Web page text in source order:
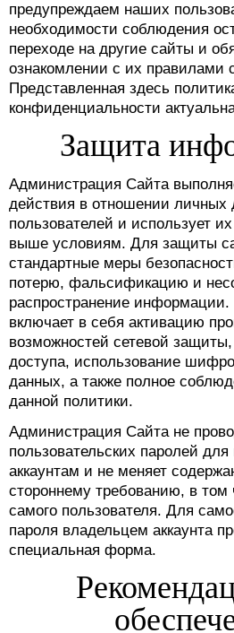
предупреждаем наших
необходимости соблюдения
переходе на другие сайты и
ознакомлении с их правилами
Представленная здесь
конфиденциальности
Защита
Администрация Сайта
действия в отношении личных
пользователей и использует
выше условиям. Для защиты
стандартные меры
потерю, фальсификацию и
распространение
включает в себя активацию
возможностей сетевой
доступа, использование
данных, а также полное
данной политики.
Администрация Сайта не
пользовательских паролей
аккаунтам и не меняет
стороннему требованию, в
самого пользователя. Для
пароля владельцем аккаунта
специальная форма.